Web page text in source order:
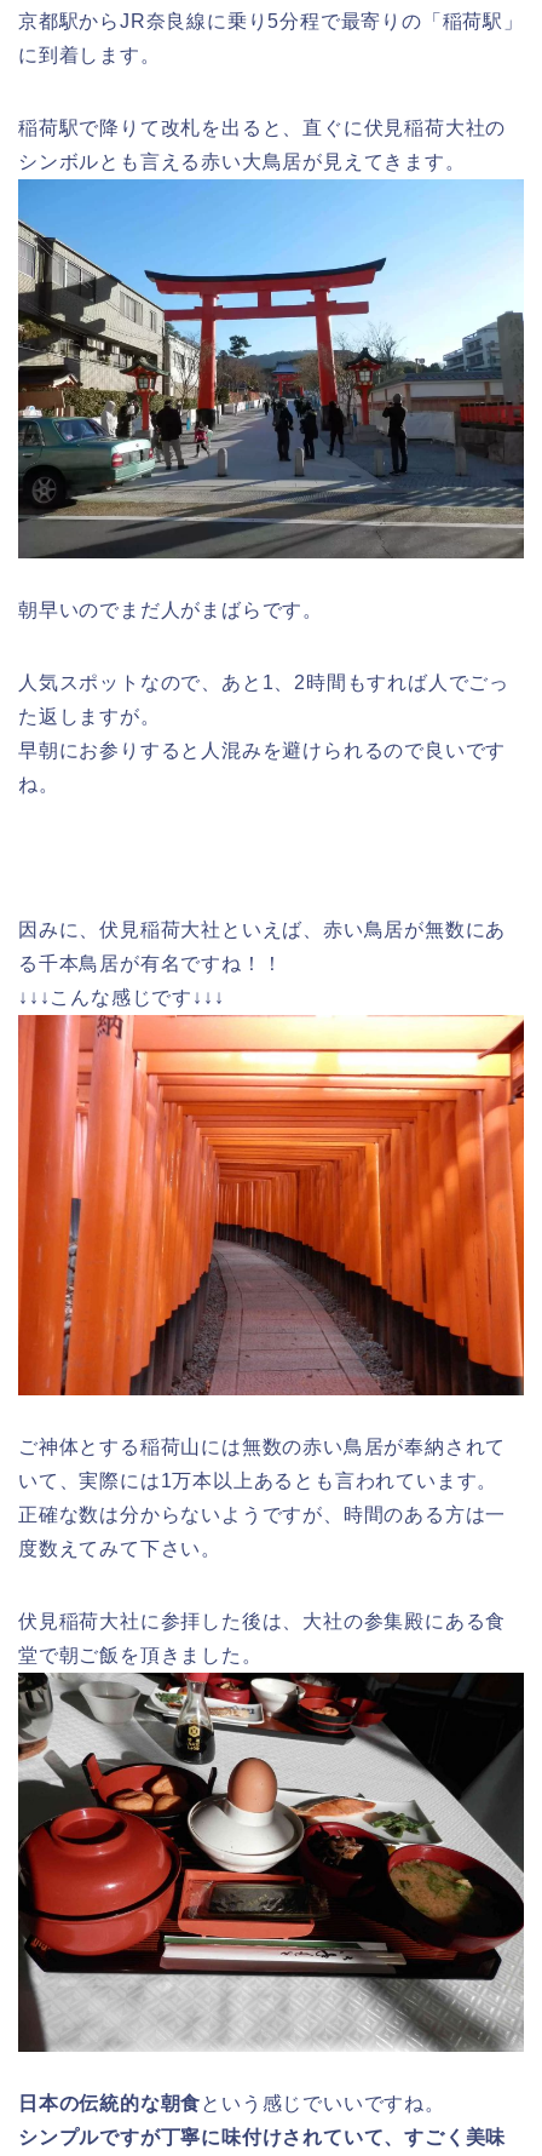
京都駅からJR奈良線に乗り5分程で最寄りの「稲荷駅」
に到着します。
稲荷駅で降りて改札を出ると、直ぐに伏見稲荷大社の
シンボルとも言える赤い大鳥居が見えてきます。
朝早いのでまだ人がまばらです。
人気スポットなので、あと1、2時間もすれば人でごっ
た返しますが。
早朝にお参りすると人混みを避けられるので良いです
ね。
因みに、伏見稲荷大社といえば、赤い鳥居が無数にあ
る千本鳥居が有名ですね！！
↓↓↓こんな感じです↓↓↓
ご神体とする稲荷山には無数の赤い鳥居が奉納されて
いて、実際には1万本以上あるとも言われています。
正確な数は分からないようですが、時間のある方は一
度数えてみて下さい。
伏見稲荷大社に参拝した後は、大社の参集殿にある食
堂で朝ご飯を頂きました。
日本の伝統的な朝食という感じでいいですね。
シンプルですが丁寧に味付けされていて、すごく美味